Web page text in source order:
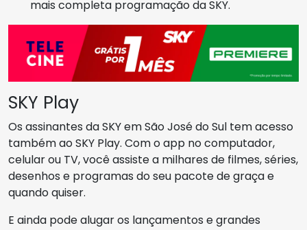
mais completa programação da SKY.
SKY Play
Os assinantes da SKY em São José do Sul tem acesso
também ao SKY Play. Com o app no computador,
celular ou TV, você assiste a milhares de filmes, séries,
desenhos e programas do seu pacote de graça e
quando quiser.
E ainda pode alugar os lançamentos e grandes